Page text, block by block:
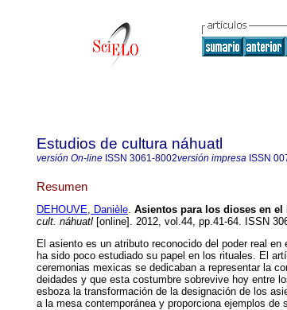
Estudios de cultura náhuatl
versión On-line ISSN 3061-8002versión impresa ISSN
Resumen
DEHOUVE, Danièle. Asientos para los dioses en el
cult. náhuatl [online]. 2012, vol.44, pp.41-64. ISSN
El asiento es un atributo reconocido del poder real
ha sido poco estudiado su papel en los rituales. El
ceremonias mexicas se dedicaban a representar la
deidades y que esta costumbre sobrevive hoy entre
esboza la transformación de la designación de los
a la mesa contemporánea y proporciona ejemplos de